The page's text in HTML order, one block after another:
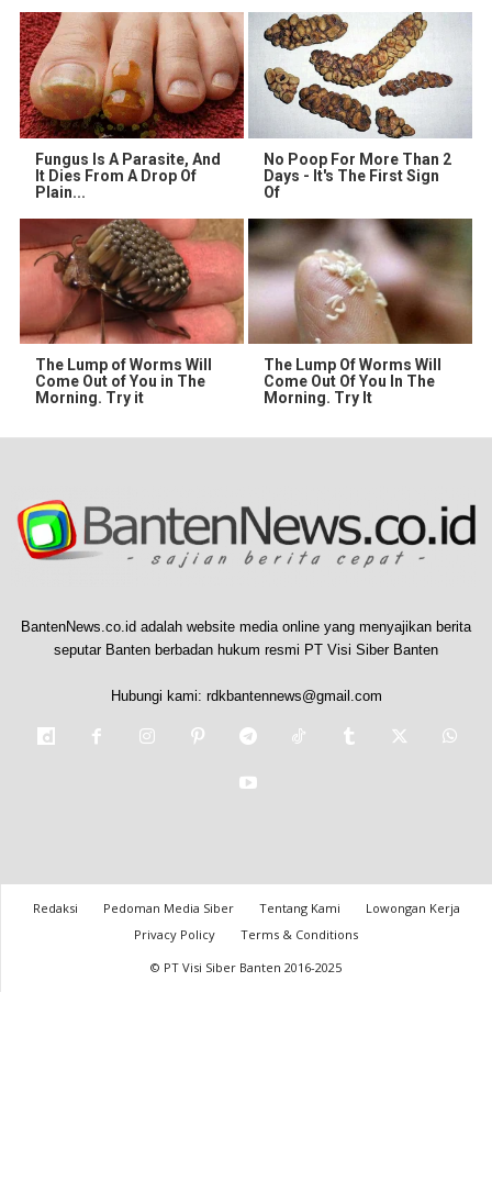
Fungus Is A Parasite, And
It Dies From A Drop Of
Plain...
No Poop For More Than 2
Days - It's The First Sign
Of
The Lump of Worms Will
Come Out of You in The
Morning. Try it
The Lump Of Worms Will
Come Out Of You In The
Morning. Try It
BantenNews.co.id adalah website media online yang menyajikan berita
seputar Banten berbadan hukum resmi PT Visi Siber Banten
Hubungi kami: rdkbantennews@gmail.com
Redaksi Pedoman Media Siber Tentang Kami
Lowongan Kerja
Privacy Policy
Terms & Conditions
© PT Visi Siber Banten 2016-2025